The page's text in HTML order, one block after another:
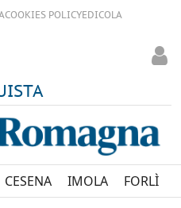
COOKIES POLICYEDICOLA
CESENA IMOLA FORLÌ